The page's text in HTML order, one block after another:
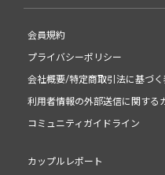
会員規約
プライバシーポリシー
会社概要/特定商取引法に基づく
利用者情報の外部送信に関する
コミュニティガイドライン
カップルレポート